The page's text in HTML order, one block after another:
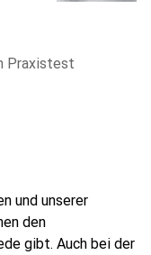
Praxistest
und unserer
den
gibt. Auch bei der